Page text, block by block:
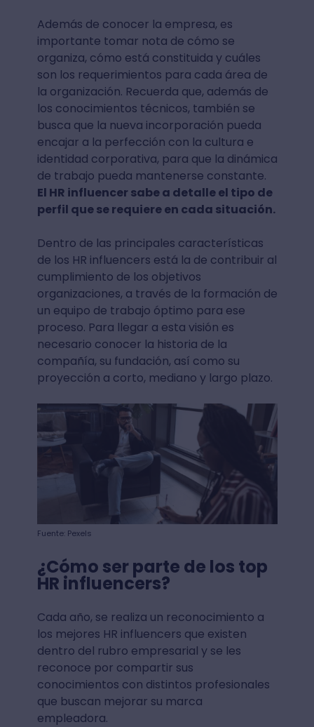
Además de conocer la empresa, es
importante tomar nota de cómo se
organiza, cómo está constituida y cuáles
son los requerimientos para cada área de
la organización. Recuerda que, además de
los conocimientos técnicos, también se
busca que la nueva incorporación pueda
encajar a la perfección con la cultura e
identidad corporativa, para que la dinámica
de trabajo pueda mantenerse constante.
El HR influencer sabe a detalle el tipo de
perfil que se requiere en cada situación.
Dentro de las principales características
de los HR influencers está la de contribuir al
cumplimiento de los objetivos
organizaciones, a través de la formación de
un equipo de trabajo óptimo para ese
proceso. Para llegar a esta visión es
necesario conocer la historia de la
compañía, su fundación, así como su
proyección a corto, mediano y largo plazo.
Fuente: Pexels
¿Cómo ser parte de los top
HR influencers?
Cada año, se realiza un reconocimiento a
los mejores HR influencers que existen
dentro del rubro empresarial y se les
reconoce por compartir sus
conocimientos con distintos profesionales
que buscan mejorar su marca
empleadora.